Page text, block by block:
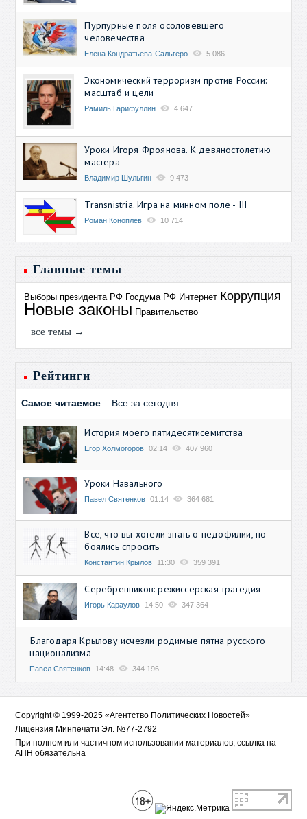
Пурпурные поля осоловевшего
человечества
Елена Кондратьева-Сальгеро 5 086
Экономический терроризм против России:
масштаб и цели
Рамиль Гарифуллин 4 647
Уроки Игоря Фроянова. К девяностолетию
мастера
Владимир Шульгин 9 473
Transnistria. Игра на минном поле - III
Роман Коноплев 10 714
Главные темы
Выборы президента РФ Госдума РФ Интернет Коррупция
Новые законы Правительство
все темы →
Рейтинги
Самое читаемое Все за сегодня
История моего пятидесятисемитства
Егор Холмогоров 02:14 407 960
Уроки Навального
Павел Святенков 01:14 364 681
Всё, что вы хотели знать о педофилии, но
боялись спросить
Константин Крылов 11:30 359 391
Серебренников: режиссерская трагедия
Игорь Караулов 14:50 347 364
Благодаря Крылову исчезли родимые пятна русского
национализма
Павел Святенков 14:48 344 196
Copyright © 1999-2025 «Агентство Политических Новостей»
Лицензия Минпечати Эл. №77-2792
При полном или частичном использовании материалов, ссылка на
АПН обязательна